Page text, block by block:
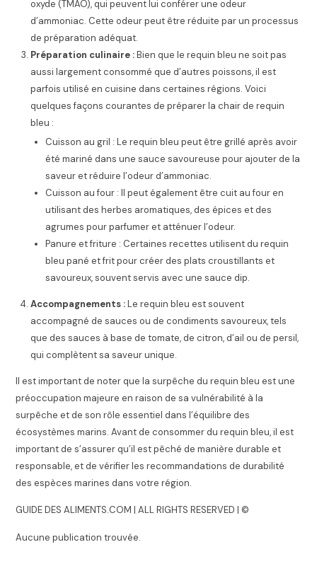
oxyde (TMAO), qui peuvent lui conférer une odeur
d’ammoniac. Cette odeur peut être réduite par un processus
de préparation adéquat.
Préparation culinaire :Bien que le requin bleu ne soit pas
aussi largement consommé que d’autres poissons, il est
parfois utilisé en cuisine dans certaines régions. Voici
quelques façons courantes de préparer la chair de requin
bleu :
Cuisson au gril : Le requin bleu peut être grillé après avoir
été mariné dans une sauce savoureuse pour ajouter de la
saveur et réduire l’odeur d’ammoniac.
Cuisson au four : Il peut également être cuit au four en
utilisant des herbes aromatiques, des épices et des
agrumes pour parfumer et atténuer l’odeur.
Panure et friture : Certaines recettes utilisent du requin
bleu pané et frit pour créer des plats croustillants et
savoureux, souvent servis avec une sauce dip.
Accompagnements :Le requin bleu est souvent
accompagné de sauces ou de condiments savoureux, tels
que des sauces à base de tomate, de citron, d’ail ou de persil,
qui complètent sa saveur unique.
Il est important de noter que la surpêche du requin bleu est une
préoccupation majeure en raison de sa vulnérabilité à la
surpêche et de son rôle essentiel dans l’équilibre des
écosystèmes marins. Avant de consommer du requin bleu, il est
important de s’assurer qu’il est pêché de manière durable et
responsable, et de vérifier les recommandations de durabilité
des espèces marines dans votre région.
GUIDE DES ALIMENTS.COM | ALL RIGHTS RESERVED | ©
Aucune publication trouvée.